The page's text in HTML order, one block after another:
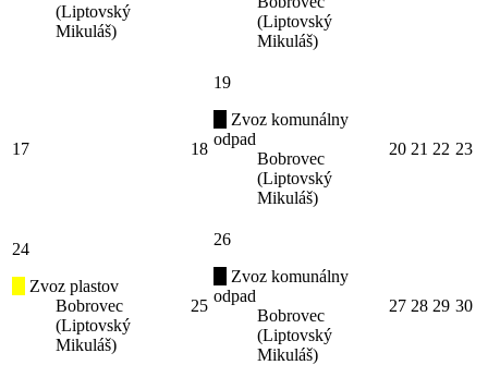
(Liptovský
Mikuláš)
(Liptovský
Mikuláš)
17 18
19
Zvoz komunálny
odpad
Bobrovec
(Liptovský
Mikuláš)
20 21 22 23
24
Zvoz plastov
Bobrovec
(Liptovský
Mikuláš)
25
26
Zvoz komunálny
odpad
Bobrovec
(Liptovský
Mikuláš)
27 28 29 30